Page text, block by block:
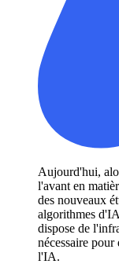
Aujourd'hui,
l'avant en
des nouveaux
algorithmes
dispose de
nécessaire
l'IA.